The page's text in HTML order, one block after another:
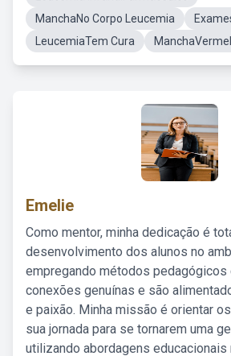
ManchaNo Corpo Leucemia
LeucemiaTem Cura
Emelie
Como mentor, minha dedicação é
desenvolvimento dos alunos no
empregando métodos pedagógicos
conexões genuínas e são
e paixão. Minha missão é orientar
sua jornada para se tornarem uma
utilizando abordagens educacionais